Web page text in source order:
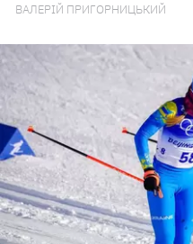
ВАЛЕРІЙ ПРИГОРНИЦЬКИЙ